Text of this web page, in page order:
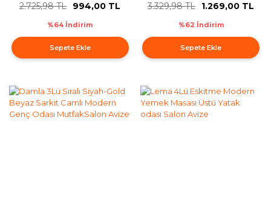
2.725,98 TL 994,00 TL
%64 İndirim
Sepete Ekle
3.329,98 TL 1.269,00 TL
%62 İndirim
Sepete Ekle